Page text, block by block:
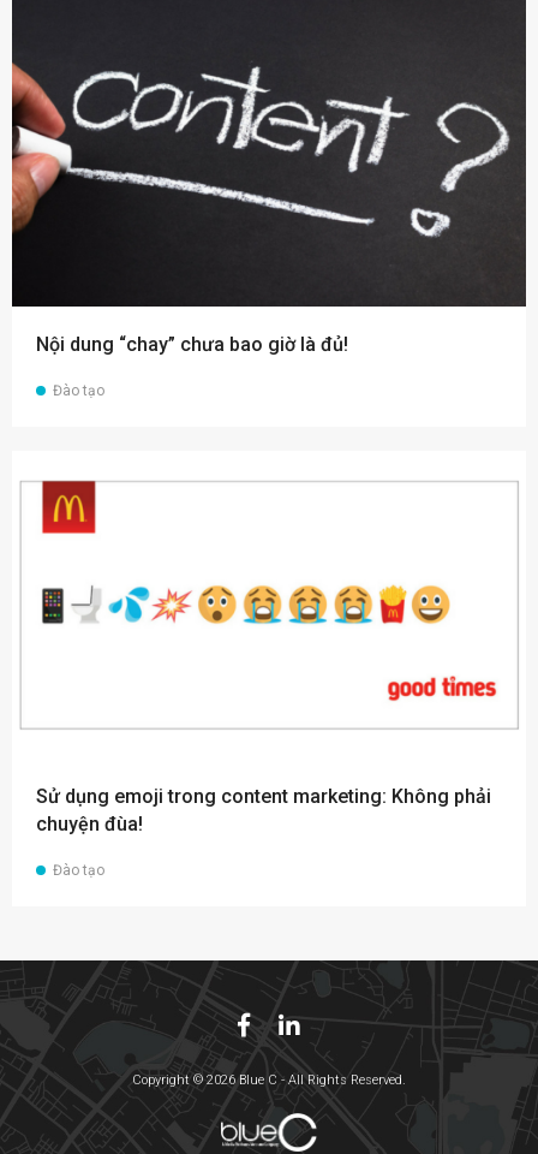
Nội dung “chay” chưa bao giờ là đủ!
Đào tạo
Sử dụng emoji trong content marketing: Không phải
chuyện đùa!
Đào tạo
Copyright © 2026 Blue C - All Rights Reserved.